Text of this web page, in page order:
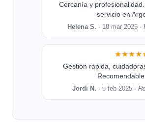
Cercanía y
servicio en
Helena S. · 18 mar 2025 ·
Gestión rápida,
Jordi N. · 5 feb 2025 ·